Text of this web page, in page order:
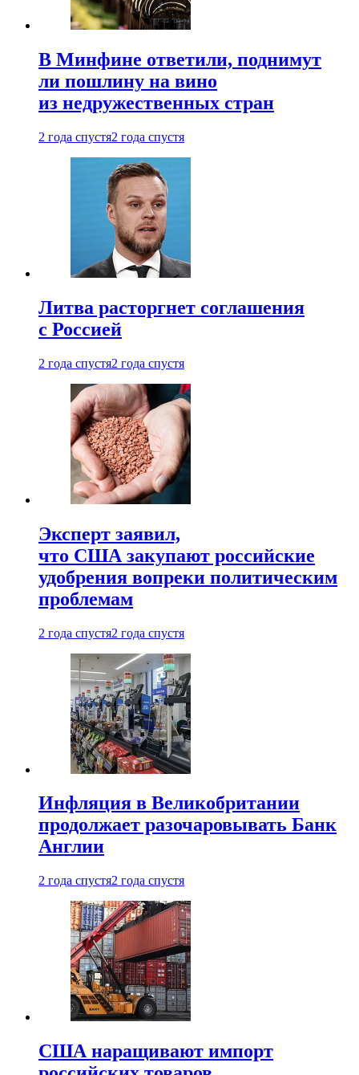
В Минфине ответили, поднимут
ли пошлину на вино
из недружественных стран
2 года спустя2 года спустя
Литва расторгнет соглашения
с Россией
2 года спустя2 года спустя
Эксперт заявил,
что США закупают российские
удобрения вопреки политическим
проблемам
2 года спустя2 года спустя
Инфляция в Великобритании
продолжает разочаровывать Банк
Англии
2 года спустя2 года спустя
США наращивают импорт